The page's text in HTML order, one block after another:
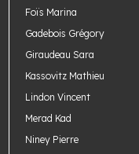
Foïs Marina
Gadebois Grégory
Giraudeau Sara
Kassovitz Mathieu
Lindon Vincent
Merad Kad
Niney Pierre